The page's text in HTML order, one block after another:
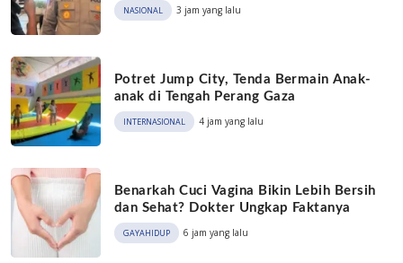
NASIONAL 3 jam yang lalu
Potret Jump City, Tenda Bermain Anak-
anak di Tengah Perang Gaza
INTERNASIONAL 4 jam yang lalu
Benarkah Cuci Vagina Bikin Lebih Bersih
dan Sehat? Dokter Ungkap Faktanya
GAYAHIDUP 6 jam yang lalu